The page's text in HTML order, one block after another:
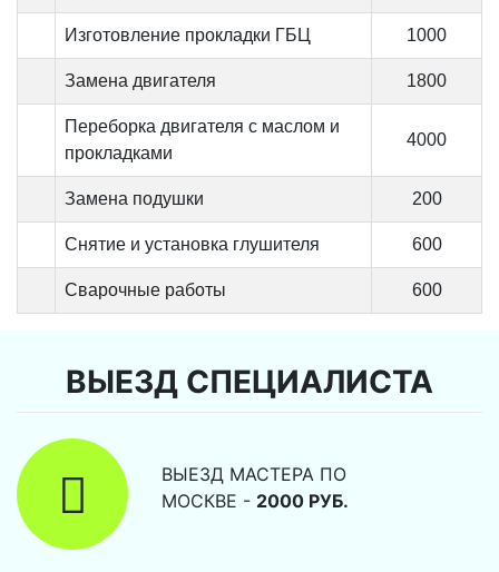
Изготовление прокладки ГБЦ 1000
Замена двигателя 1800
Переборка двигателя с маслом и
прокладками
4000
Замена подушки 200
Снятие и установка глушителя 600
Сварочные работы 600
ВЫЕЗД СПЕЦИАЛИСТА
ВЫЕЗД МАСТЕРА ПО
МОСКВЕ - 2000 РУБ.